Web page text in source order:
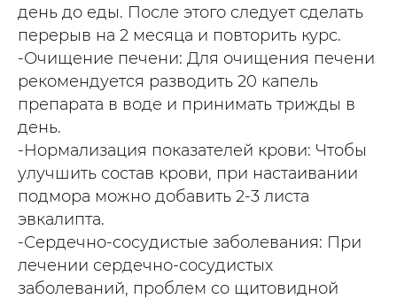
день до еды. После этого следует сделать
перерыв на 2 месяца и повторить курс.
-Очищение печени: Для очищения печени
рекомендуется разводить 20 капель
препарата в воде и принимать трижды в
день.
-Нормализация показателей крови: Чтобы
улучшить состав крови, при настаивании
подмора можно добавить 2-3 листа
эвкалипта.
-Сердечно-сосудистые заболевания: При
лечении сердечно-сосудистых
заболеваний, проблем со щитовидной